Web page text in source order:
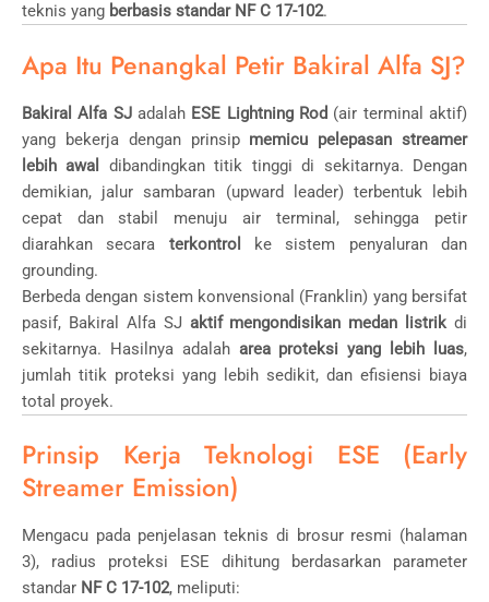
teknis yang berbasis standar NF C 17-102.
Apa Itu Penangkal Petir Bakiral Alfa SJ?
Bakiral Alfa SJadalah ESE Lightning Rod (air terminal aktif)
yang bekerja dengan prinsip memicu pelepasan streamer
lebih awal
dibandingkan titik tinggi di sekitarnya. Dengan
demikian, jalur sambaran (upward leader) terbentuk lebih
cepat dan stabil menuju air terminal, sehingga petir
diarahkan secara terkontrol
ke sistem penyaluran dan
grounding.
Berbeda dengan sistem konvensional (Franklin) yang bersifat
pasif, Bakiral Alfa SJ aktif mengondisikan medan listrik di
sekitarnya. Hasilnya adalah area proteksi yang lebih luas,
jumlah titik proteksi yang lebih sedikit, dan efisiensi biaya
total proyek.
Prinsip Kerja Teknologi ESE (Early
Streamer Emission)
Mengacu pada penjelasan teknis di brosur resmi (halaman
3), radius proteksi ESE dihitung berdasarkan parameter
standar NF C 17-102, meliputi: